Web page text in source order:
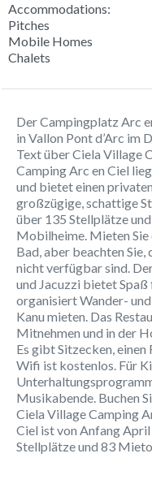
Accommodations:
Pitches
Mobile Homes
Chalets
Der Campingplatz Arc
in Vallon Pont d’Arc im
Text über Ciela Village
Camping Arc en Ciel
und bietet einen
großzügige, schattige
über 135 Stellplätze
Mobilheime. Mieten Sie
Bad, aber beachten
nicht verfügbar sind.
und Jacuzzi bietet
organisiert Wander-
Kanu mieten. Das
Mitnehmen und in der
Es gibt Sitzecken,
Wifi ist kostenlos. Für
Musikabende. Buchen
Ciela Village Camping
Ciel ist von Anfang
Stellplätze und 83